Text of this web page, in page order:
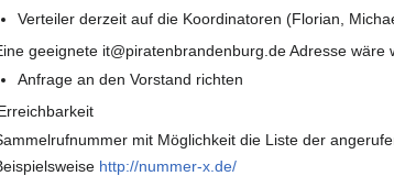
Verteiler derzeit auf die Koordinatoren (Florian,
geeignete it@piratenbrandenburg.de Adresse wäre
Anfrage an den Vorstand richten
mit Möglichkeit die Liste der
http://nummer-x.de/